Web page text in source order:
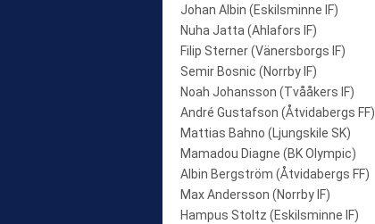
Johan Albin (Eskilsminne IF)
Nuha Jatta (Ahlafors IF)
Filip Sterner (Vänersborgs IF)
Semir Bosnic (Norrby IF)
Noah Johansson (Tvååkers IF)
André Gustafson (Åtvidabergs FF)
Mattias Bahno (Ljungskile SK)
Mamadou Diagne (BK Olympic)
Albin Bergström (Åtvidabergs FF)
Max Andersson (Norrby IF)
Hampus Stoltz (Eskilsminne IF)